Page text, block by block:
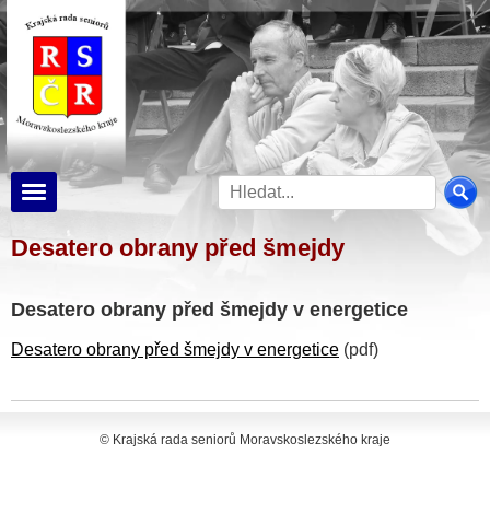
Desatero obrany před šmejdy
Desatero obrany před šmejdy v energetice
Desatero obrany před šmejdy v energetice (pdf)
© Krajská rada seniorů Moravskoslezského kraje